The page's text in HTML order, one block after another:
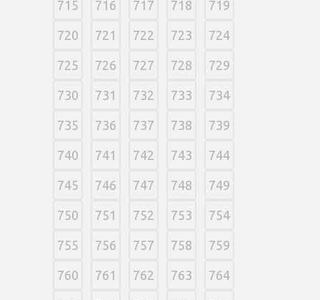
715 716 717 718 719
720 721 722 723 724
725 726 727 728 729
730 731 732 733 734
735 736 737 738 739
740 741 742 743 744
745 746 747 748 749
750 751 752 753 754
755 756 757 758 759
760 761 762 763 764